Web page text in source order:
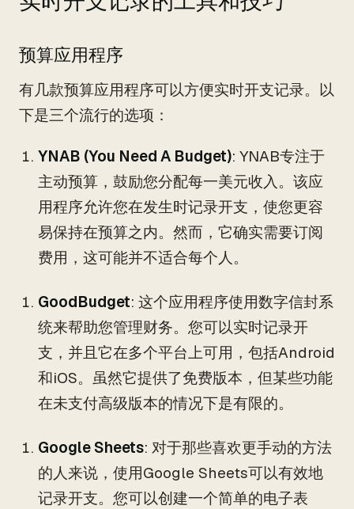
预算应用程序
有几款预算应用程序可以方便实时开支记录。以
下是三个流行的选项：
YNAB (You Need A Budget): YNAB专注于
主动预算，鼓励您分配每一美元收入。该应
用程序允许您在发生时记录开支，使您更容
易保持在预算之内。然而，它确实需要订阅
费用，这可能并不适合每个人。
GoodBudget: 这个应用程序使用数字信封系
统来帮助您管理财务。您可以实时记录开
支，并且它在多个平台上可用，包括Android
和iOS。虽然它提供了免费版本，但某些功能
在未支付高级版本的情况下是有限的。
Google Sheets: 对于那些喜欢更手动的方法
的人来说，使用Google Sheets可以有效地
记录开支。您可以创建一个简单的电子表